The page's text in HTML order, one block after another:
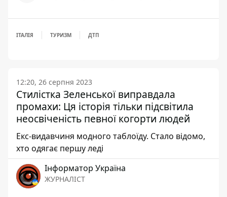
ІТАЛІЯ ТУРИЗМ ДТП
12:20, 26 серпня 2023
Стилістка Зеленської виправдала
промахи: Ця історія тільки підсвітила
неосвіченість певної когорти людей
Екс-видавчиня модного таблоїду. Стало відомо,
хто одягає першу леді
Інформатор Україна
ЖУРНАЛІСТ